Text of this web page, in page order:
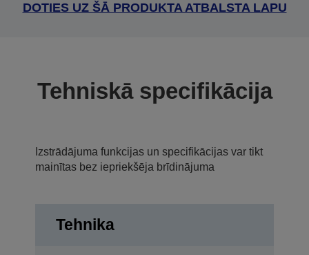
DOTIES UZ ŠĀ PRODUKTA ATBALSTA LAPU
Tehniskā specifikācija
Izstrādājuma funkcijas un specifikācijas var tikt
mainītas bez iepriekšēja brīdinājuma
Tehnika